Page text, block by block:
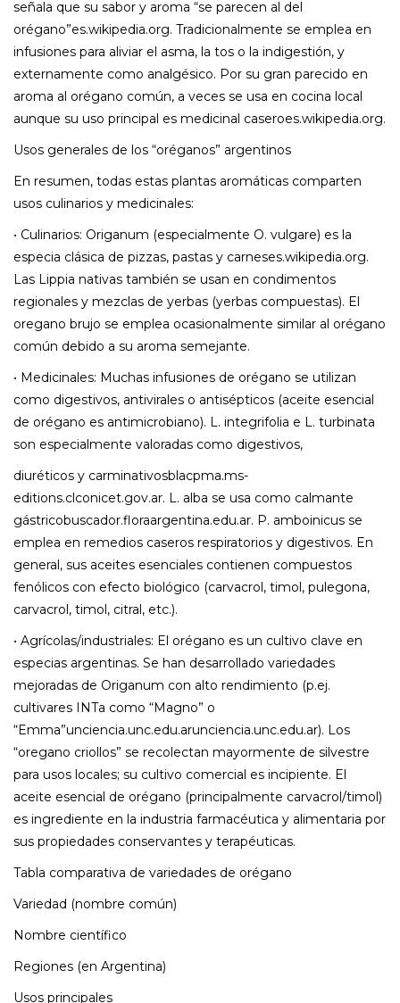
señala que su sabor y aroma “se parecen al del
orégano”es.wikipedia.org. Tradicionalmente se emplea en
infusiones para aliviar el asma, la tos o la indigestión, y
externamente como analgésico. Por su gran parecido en
aroma al orégano común, a veces se usa en cocina local
aunque su uso principal es medicinal caseroes.wikipedia.org.
Usos generales de los “oréganos” argentinos
En resumen, todas estas plantas aromáticas comparten
usos culinarios y medicinales:
• Culinarios: Origanum (especialmente O. vulgare) es la
especia clásica de pizzas, pastas y carneses.wikipedia.org.
Las Lippia nativas también se usan en condimentos
regionales y mezclas de yerbas (yerbas compuestas). El
oregano brujo se emplea ocasionalmente similar al orégano
común debido a su aroma semejante.
• Medicinales: Muchas infusiones de orégano se utilizan
como digestivos, antivirales o antisépticos (aceite esencial
de orégano es antimicrobiano). L. integrifolia e L. turbinata
son especialmente valoradas como digestivos,
diuréticos y carminativosblacpma.ms-
editions.clconicet.gov.ar. L. alba se usa como calmante
gástricobuscador.floraargentina.edu.ar. P. amboinicus se
emplea en remedios caseros respiratorios y digestivos. En
general, sus aceites esenciales contienen compuestos
fenólicos con efecto biológico (carvacrol, timol, pulegona,
carvacrol, timol, citral, etc.).
• Agrícolas/industriales: El orégano es un cultivo clave en
especias argentinas. Se han desarrollado variedades
mejoradas de Origanum con alto rendimiento (p.ej.
cultivares INTa como “Magno” o
“Emma”unciencia.unc.edu.arunciencia.unc.edu.ar). Los
“oregano criollos” se recolectan mayormente de silvestre
para usos locales; su cultivo comercial es incipiente. El
aceite esencial de orégano (principalmente carvacrol/timol)
es ingrediente en la industria farmacéutica y alimentaria por
sus propiedades conservantes y terapéuticas.
Tabla comparativa de variedades de orégano
Variedad (nombre común)
Nombre científico
Regiones (en Argentina)
Usos principales